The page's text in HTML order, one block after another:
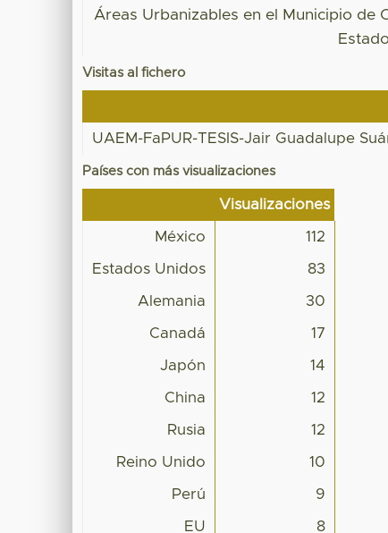
Áreas Urbanizables en el Municipio de
Visitas al fichero
UAEM-FaPUR-TESIS-Jair Guadalupe
Países con más visualizaciones
Visualizaciones
México 112
Estados Unidos 83
Alemania 30
Canadá 17
Japón 14
China 12
Rusia 12
Reino Unido 10
Perú 9
EU 8